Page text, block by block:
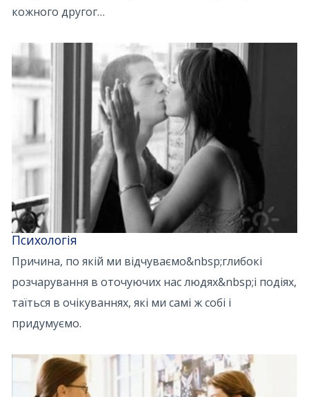
кожного другог…
Психологія
Причина, по якій ми відчуваємо&nbsp;глибокі
розчарування в оточуючих нас людях&nbsp;і подіях,
таїться в очікуваннях, які ми самі ж собі і
придумуємо.